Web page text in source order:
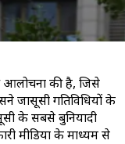
आलोचना की है, जिसे
जासूसी गतिविधियों के
के सबसे बुनियादी
मीडिया के माध्यम से